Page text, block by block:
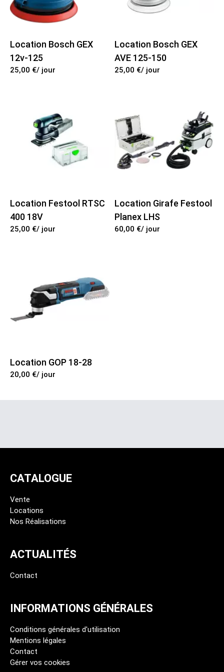
Location Bosch GEX
12v-125
25,00 €/ jour
Location Bosch GEX
AVE 125-150
25,00 €/ jour
Location Festool RTSC
400 18V
25,00 €/ jour
Location Girafe Festool
Planex LHS
60,00 €/ jour
Location GOP 18-28
20,00 €/ jour
CATALOGUE
Vente
Locations
Nos Réalisations
ACTUALITÉS
Contact
INFORMATIONS GÉNÉRALES
Conditions générales d'utilisation
Mentions légales
Contact
Gérer vos cookies
Accessoir peinture
Nettoyage et protection
DCL
Bois
Location Cloueuse
Location Décolleuse
Location Pistolet peinture
Location Ponceuse
Location Visseuse
Location Aspirateur
Location Compresseur
Location Banjo et Boîte de charge
Location Bétonnière